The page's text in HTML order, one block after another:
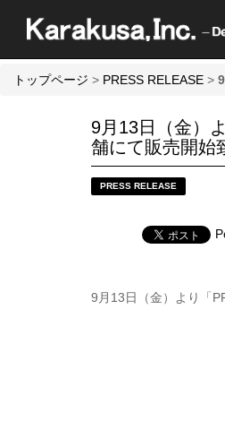
トップページ > PRESS RELEASE >
9月13日（金）
舗にて販売開始
PRESS RELEASE
9月13日（金）より「